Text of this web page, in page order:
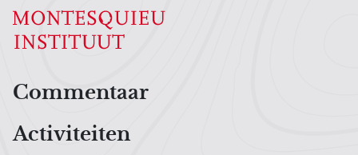
Hoofdnavigatiemenu
Commentaar
Activiteiten